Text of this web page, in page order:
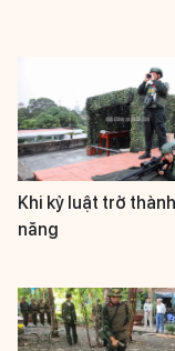
Khi kỷ luật trở
năng